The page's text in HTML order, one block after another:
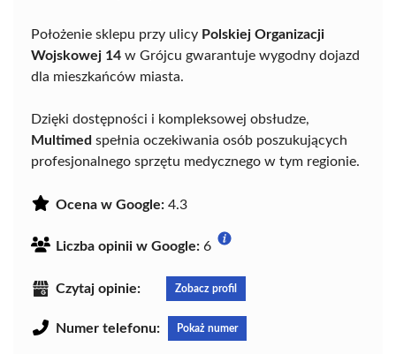
Położenie sklepu przy ulicy Polskiej Organizacji
Wojskowej 14 w Grójcu gwarantuje wygodny dojazd
dla mieszkańców miasta.
Dzięki dostępności i kompleksowej obsłudze,
Multimed spełnia oczekiwania osób poszukujących
profesjonalnego sprzętu medycznego w tym regionie.
Ocena w Google: 4.3
Liczba opinii w Google: 6
Czytaj opinie: Zobacz profil
Numer telefonu: Pokaż numer